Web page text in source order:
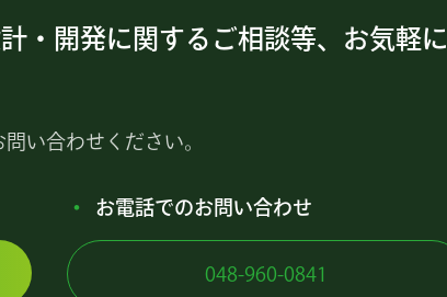
・開発に関するご相談等、お気軽に
い合わせください。
お電話でのお問い合わせ
048-960-0841